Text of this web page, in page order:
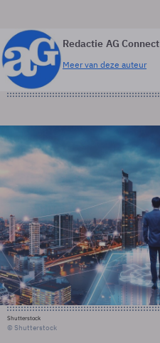
Redactie AG Connect
Meer van deze auteur
Shutterstock
© Shutterstock